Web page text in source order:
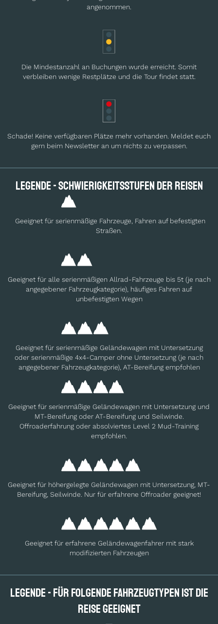
angenommen.
Die Mindestanzahl an Buchungen wurde erreicht. Somit
verbleiben wenige Restplätze und die Tour findet statt.
Schade! Keine verfügbaren Plätze mehr vorhanden. Meldet euch
gern beim Newsletter an um nichts zu verpassen.
Legende - Schwierig­keits­stufen der Reisen
Geeignet für serienmäßige Fahrzeuge, Fahren auf befestigten
Straßen.
Geeignet für alle serienmäßigen Allrad-Fahrzeuge bis 5t (je nach
angegebener Fahrzeugkategorie), häufiges Fahren auf
unbefestigten Wegen
Geeignet für serienmäßige Geländewagen mit Untersetzung
oder serienmäßige 4x4-Camper ohne Untersetzung (je nach
angegebener Fahrzeugkategorie), AT-Bereifung empfohlen
Geeignet für serienmäßige Geländewagen mit Untersetzung und
MT-Bereifung oder AT-Bereifung und Seilwinde.
Offroaderfahrung oder absolviertes Level 2 Mud-Training
empfohlen.
Geeignet für höhergelegte Geländewagen mit Untersetzung, MT-
Bereifung, Seilwinde. Nur für erfahrene Offroader geeignet!
Geeignet für erfahrene Geländewagenfahrer mit stark
modifizierten Fahrzeugen
Legende - Für folgende Fahrzeugtypen ist die
Reise geeignet